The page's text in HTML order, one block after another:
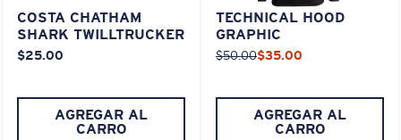
COSTA CHATHAM
SHARK TWILLTRUCKER
$25.00
AGREGAR AL
CARRO
TECHNICAL HOOD
GRAPHIC
$50.00$35.00
AGREGAR AL
CARRO